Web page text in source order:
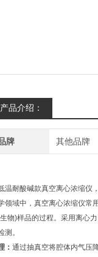
产品介绍：
牌 其他品牌
温耐酸碱款真空离心浓缩仪
领域中，真空离心浓缩仪常
物)样品的过程。采用离心
测。
： 通过抽真空将腔体内气压